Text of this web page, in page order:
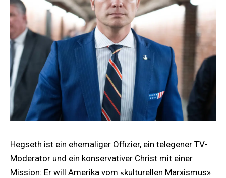
Hegseth ist ein ehemaliger Offizier, ein telegener TV-
Moderator und ein konservativer Christ mit einer
Mission: Er will Amerika vom «kulturellen Marxismus»